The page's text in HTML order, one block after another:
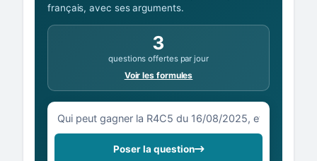
français, avec ses arguments.
3
questions offertes par jour
Voir les formules
Votre question sur la R4C5 du 16/08/2025
Poser la question